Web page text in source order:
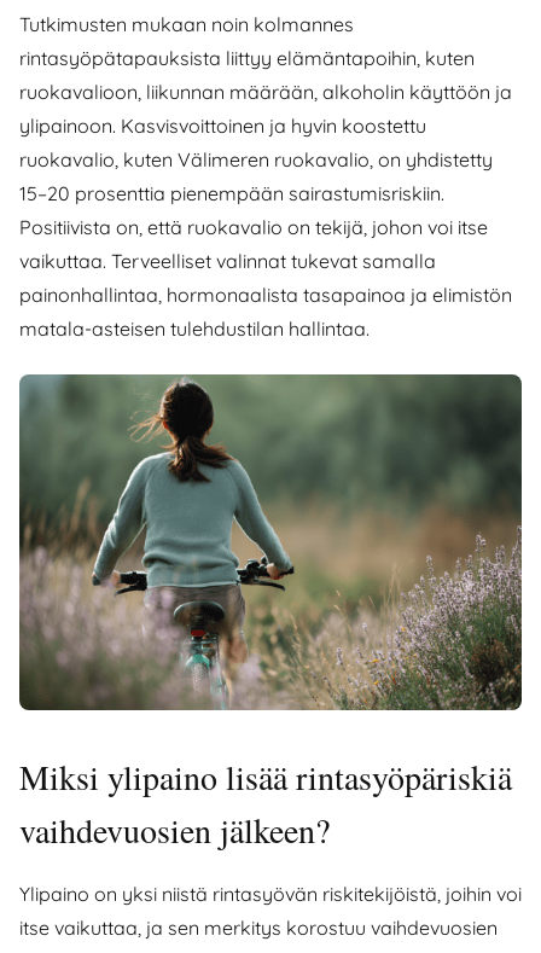
Tutkimusten mukaan noin kolmannes
rintasyöpätapauksista liittyy elämäntapoihin, kuten
ruokavalioon, liikunnan määrään, alkoholin käyttöön ja
ylipainoon. Kasvisvoittoinen ja hyvin koostettu
ruokavalio, kuten Välimeren ruokavalio, on yhdistetty
15–20 prosenttia pienempään sairastumisriskiin.
Positiivista on, että ruokavalio on tekijä, johon voi itse
vaikuttaa. Terveelliset valinnat tukevat samalla
painonhallintaa, hormonaalista tasapainoa ja elimistön
matala-asteisen tulehdustilan hallintaa.
Miksi ylipaino lisää rintasyöpäriskiä
vaihdevuosien jälkeen?
Ylipaino on yksi niistä rintasyövän riskitekijöistä, joihin voi
itse vaikuttaa, ja sen merkitys korostuu vaihdevuosien